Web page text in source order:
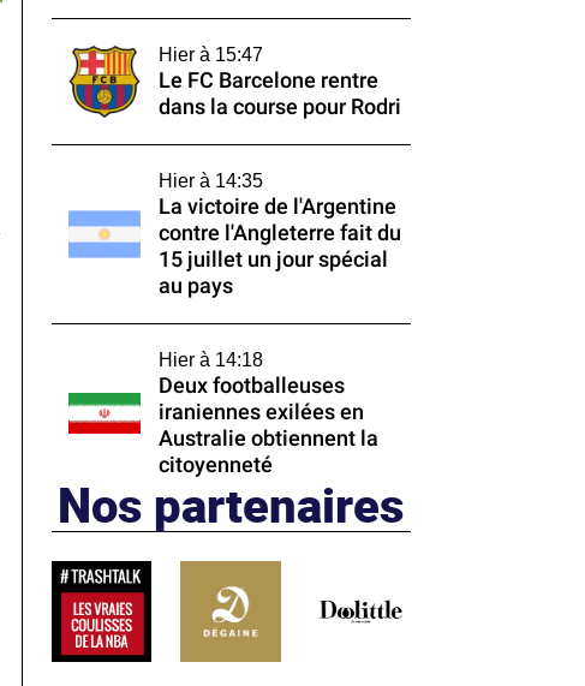
Hier à 15:47
Le FC Barcelone rentre
dans la course pour Rodri
Hier à 14:35
La victoire de l'Argentine
contre l'Angleterre fait du
15 juillet un jour spécial
au pays
Hier à 14:18
Deux footballeuses
iraniennes exilées en
Australie obtiennent la
citoyenneté
Nos partenaires